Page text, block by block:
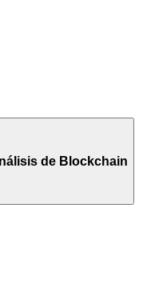
de Blockchain